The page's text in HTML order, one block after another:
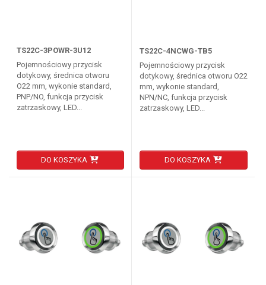
TS22C-3POWR-3U12
Pojemnościowy przycisk
dotykowy, średnica otworu
O22 mm, wykonie standard,
PNP/NO, funkcja przycisk
zatrzaskowy, LED...
DO KOSZYKA
TS22C-4NCWG-TB5
Pojemnościowy przycisk
dotykowy, średnica otworu O22
mm, wykonie standard,
NPN/NC, funkcja przycisk
zatrzaskowy, LED...
DO KOSZYKA